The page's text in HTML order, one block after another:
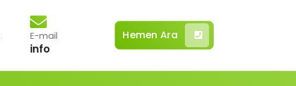
E-mail
info
Hemen Ara